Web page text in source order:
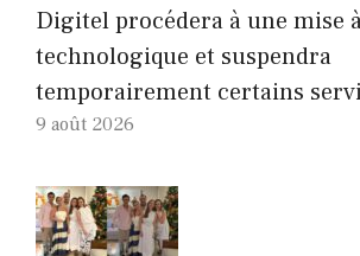
Digitel procédera à une mise
technologique et suspendra
temporairement certains
9 août 2026